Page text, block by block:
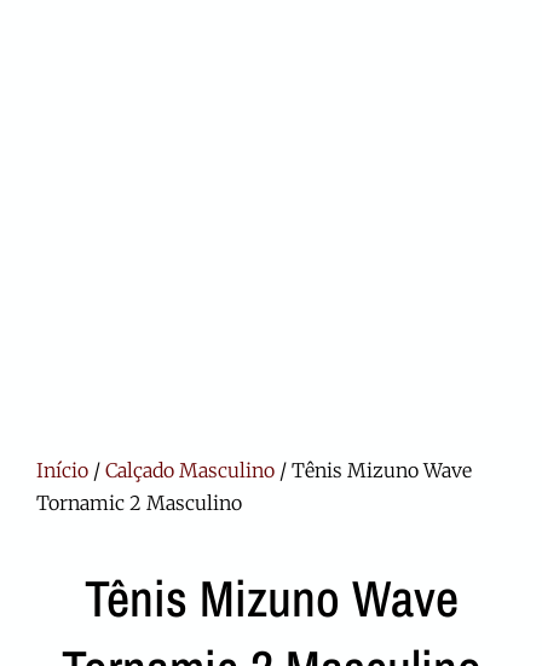
Início / Calçado Masculino / Tênis Mizuno Wave
Tornamic 2 Masculino
Tênis Mizuno Wave